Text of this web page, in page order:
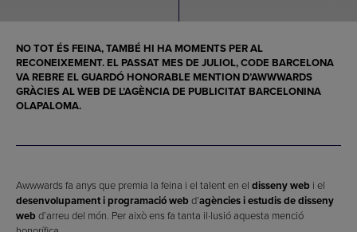
NO TOT ÉS FEINA, TAMBÉ HI HA MOMENTS PER AL
RECONEIXEMENT. EL PASSAT MES DE JULIOL, CODE BARCELONA
VA REBRE EL GUARDÓ HONORABLE MENTION D’AWWWARDS
GRÀCIES AL WEB DE L’AGÈNCIA DE PUBLICITAT BARCELONINA
OLAPALOMA.
Awwwards fa anys que premia la feina i el talent en el disseny web i el
desenvolupament i programació web d’agències i estudis de disseny
web d’arreu del món. Per això ens fa tanta il·lusió aquesta menció